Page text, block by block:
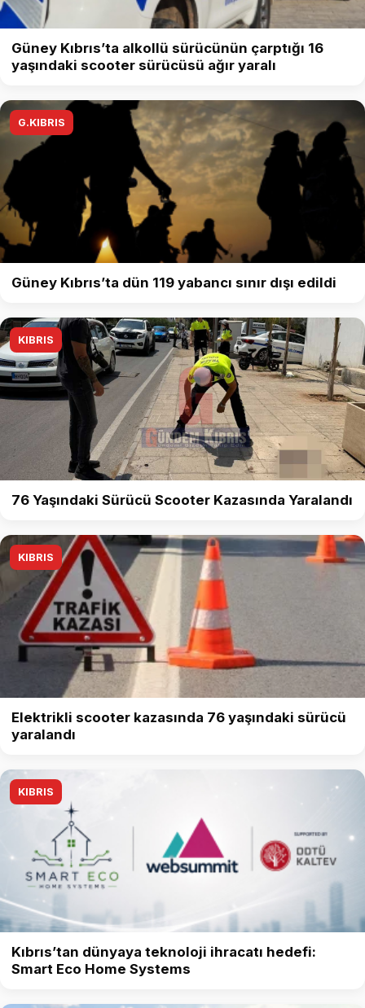
Güney Kıbrıs’ta alkollü sürücünün çarptığı 16
yaşındaki scooter sürücüsü ağır yaralı
G.KIBRIS
Güney Kıbrıs’ta dün 119 yabancı sınır dışı edildi
KIBRIS
76 Yaşındaki Sürücü Scooter Kazasında Yaralandı
KIBRIS
Elektrikli scooter kazasında 76 yaşındaki sürücü
yaralandı
KIBRIS
Kıbrıs’tan dünyaya teknoloji ihracatı hedefi:
Smart Eco Home Systems